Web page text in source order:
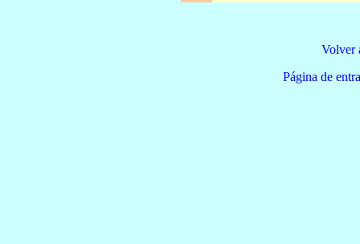
Volver
Página de